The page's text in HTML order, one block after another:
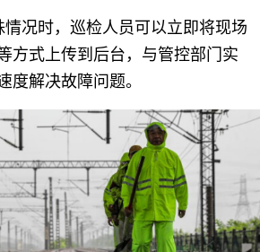
况时，巡检人员可以立即将现场
方式上传到后台，与管控部门实
度解决故障问题。